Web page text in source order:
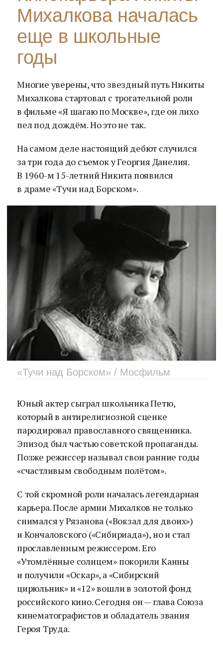
Михалкова началась
еще в школьные
годы
Многие уверены, что звездный путь Никиты
Михалкова стартовал с трогательной роли
в фильме «Я шагаю по Москве», где он лихо
пел под дождём. Но это не так.
На самом деле настоящий дебют случился
за три года до съемок у Георгия Данелия.
В 1960-м 15-летний Никита появился
в драме «Тучи над Борском».
«Тучи над Борском» / Мосфильм
Юный актер сыграл школьника Петю,
который в антирелигиозной сценке
пародировал православного священника.
Эпизод был частью советской пропаганды.
Позже режиссер называл свои ранние годы
«счастливым свободным полётом».
С той скромной роли началась легендарная
карьера. После армии Михалков не только
снимался у Рязанова («Вокзал для двоих»)
и Кончаловского («Сибириада»), но и стал
прославленным режиссером. Его
«Утомлённые солнцем» покорили Канны
и получили «Оскар», а «Сибирский
цирюльник» и «12» вошли в золотой фонд
российского кино. Сегодня он — глава Союза
кинематографистов и обладатель звания
Героя Труда.